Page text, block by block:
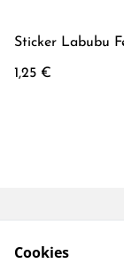
Sticker Labubu
1,25 €
Cookies